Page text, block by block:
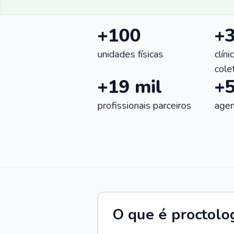
+100
unidades físicas
+19 mil
profissionais parceiros
O que é